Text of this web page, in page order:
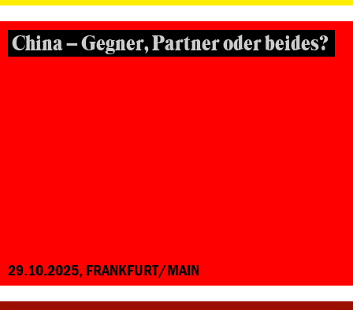
China – Gegner, Partner oder beides?
29.10.2025, FRANKFURT/MAIN